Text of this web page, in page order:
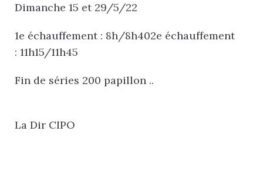
Dimanche 15 et 29/5/22
1e échauffement : 8h/8h402e échauffement
: 11h15/11h45
Fin de séries 200 papillon ..
La Dir CIPO